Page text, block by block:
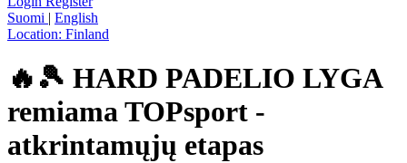
Suomi | English
Location: Finland
🔥🎾 HARD PADELIO LYGA
remiama TOPsport -
atkrintamųjų etapas